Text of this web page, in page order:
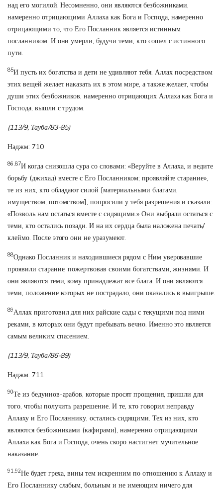
над его могилой. Несомненно, они являются безбожниками,
намеренно отрицающими Аллаха как Бога и Господа, намеренно
отрицающими то, что Его Посланник является истинным
посланником. И они умерли, будучи теми, кто сошел с истинного
пути.
85И пусть их богатства и дети не удивляют тебя. Аллах посредством
этих вещей желает наказать их в этом мире, а также желает, чтобы
души этих безбожников, намеренно отрицающих Аллаха как Бога и
Господа, вышли с трудом.
(113/9, Тауба/83-85)
Наджм: 710
86,87И когда снизошла сура со словами: «Веруйте в Аллаха, и ведите
борьбу (джихад) вместе с Его Посланником; проявляйте старание»,
те из них, кто обладают силой [материальными благами,
имуществом, потомством], попросили у тебя разрешения и сказали:
«Позволь нам остаться вместе с сидящими.» Они выбрали остаться с
теми, кто остались позади. И на их сердца была наложена печать/
клеймо. После этого они не уразумеют.
88Однако Посланник и находившиеся рядом с Ним уверовавшие
проявили старание, пожертвовав своими богатствами, жизнями. И
они являются теми, кому принадлежат все блага. И они являются
теми, положение которых не пострадало, они оказались в выигрыше.
89Аллах приготовил для них райские сады с текущими под ними
реками, в которых они будут пребывать вечно. Именно это является
самым великим спасением.
(113/9, Тауба/86-89)
Наджм: 711
90Те из бедуинов-арабов, которые просят прощения, пришли для
того, чтобы получить разрешение. И те, кто говорил неправду
Аллаху и Его Посланнику, остались сидящими. Тех из них, кто
являются безбожниками (кафирами), намеренно отрицающими
Аллаха как Бога и Господа, очень скоро настигнет мучительное
наказание.
91,92Не будет греха, вины тем искренним по отношению к Аллаху и
Его Посланнику слабым, больным и не имеющим ничего для